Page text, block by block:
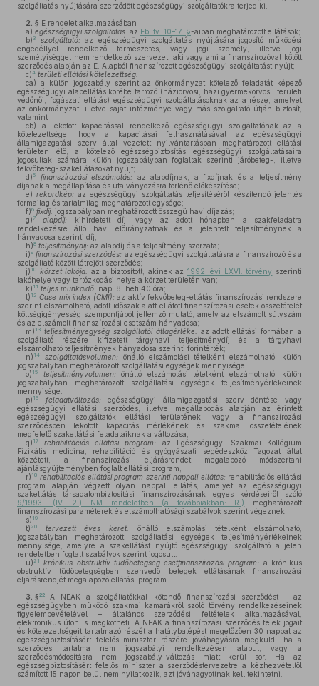
szolgáltatás nyújtására szerződött egészségügyi szolgáltatókra terjed ki.
2. § E rendelet alkalmazásában
a) egészségügyi szolgáltatás: az Eb. tv. 10–17. §-aiban meghatározott ellátások;
b) 3 szolgáltató: az egészségügyi szolgáltatás nyújtására jogosító működési
engedéllyel rendelkező természetes, vagy jogi személy, illetve jogi
személyiséggel nem rendelkező szervezet, aki vagy ami a finanszírozóval kötött
szerződés alapján az E. Alapból finanszírozott egészségügyi szolgáltatást nyújt;
c)4 területi ellátási kötelezettség:
ca) a külön jogszabály szerint az önkormányzat kötelező feladatát képező
egészségügyi alapellátás körébe tartozó (háziorvosi, házi gyermekorvosi, területi
védőnői, fogászati ellátás) egészségügyi szolgáltatásoknak az a része, amelyet
az önkormányzat, illetve saját intézménye vagy más szolgáltató útján biztosít,
valamint
cb) a lekötött kapacitással rendelkező egészségügyi szolgáltatónak az a
kötelezettsége, hogy a kapacitásai felhasználásával az egészségügyi
államigazgatási szerv által vezetett nyilvántartásban meghatározott ellátási
területen élő, a kötelező egészségbiztosítás egészségügyi szolgáltatásaira
jogosultak számára külön jogszabályban foglaltak szerinti járóbeteg-, illetve
fekvőbeteg-szakellátásokat nyújt;
d)5 finanszírozási elszámolás: az alapdíjnak, a fixdíjnak és a teljesítmény
díjának a megállapítása és utalványozásra történő előkészítése;
e) rekordkép: az egészségügyi szolgáltatás teljesítéséről készítendő jelentés
formailag és tartalmilag meghatározott egysége;
f)6 fixdíj: jogszabályban meghatározott összegű havi díjazás;
g)7 alapdíj:
kihirdetett díj, vagy az adott hónapban a szakfeladatra
rendelkezésre álló havi előirányzatnak és a jelentett teljesítménynek a
hányadosa szerinti díj;
h)8 teljesítménydíj: az alapdíj és a teljesítmény szorzata;
i)9 finanszírozási szerződés: az egészségügyi szolgáltatásra a finanszírozó és a
szolgáltató között létrejött szerződés;
j) 10 körzet lakója: az a biztosított, akinek az 1992. évi LXVI. törvény szerinti
lakóhelye vagy tartózkodási helye a körzet területén van;
k) 11 teljes munkaidő: napi 8, heti 40 óra;
l) 12 Case mix index (CMI): az aktív fekvőbeteg-ellátás finanszírozási rendszere
szerint elszámolható, adott időszak alatt ellátott finanszírozási esetek összetételét
költségigényesség szempontjából jellemző mutató, amely az elszámolt súlyszám
és az elszámolt finanszírozási esetszám hányadosa;
m) 13 teljesítményegység szolgáltatói átlagértéke: az adott ellátási formában a
szolgáltató részére kifizetett tárgyhavi teljesítménydíj és a tárgyhavi
elszámolható teljesítmények hányadosa szerinti forintérték;
n) 14 szolgáltatásvolumen: önálló elszámolási tételként elszámolható, külön
jogszabályban meghatározott szolgáltatási egységek mennyisége;
o) 15 teljesítményvolumen: önálló elszámolási tételként elszámolható, külön
jogszabályban meghatározott szolgáltatási egységek teljesítményértékeinek
mennyisége.
p) 16 feladatváltozás: egészségügyi államigazgatási szerv döntése vagy
egészségügyi ellátási szerződés, illetve megállapodás alapján az érintett
egészségügyi szolgáltatók ellátási területének, vagy a finanszírozási
szerződésben lekötött kapacitás mértékének és szakmai összetételének
megfelelő szakellátási feladataiknak a változása;
q) 17 rehabilitációs ellátási program: az Egészségügyi Szakmai Kollégium
Fizikális medicina, rehabilitáció és gyógyászati segédeszköz Tagozat által
közzétett, a finanszírozási eljárásrendet megalapozó módszertani
ajánlásgyűjteményben foglalt ellátási program,
r) 18 rehabilitációs ellátási program szerinti nappali ellátás: rehabilitációs ellátási
program alapján végzett olyan nappali ellátás, amelyet az egészségügyi
szakellátás társadalombiztosítási finanszírozásának egyes kérdéseiről szóló
9/1993. (IV. 2.) NM rendeletben (a továbbiakban: R.)
meghatározott
finanszírozási paraméterek és elszámolhatósági szabályok szerint végeznek,
s) 19
t) 20 tervezett éves keret: önálló elszámolási tételként elszámolható,
jogszabályban meghatározott szolgáltatási egységek teljesítményértékeinek
mennyisége, amelyre a szakellátást nyújtó egészségügyi szolgáltató a jelen
rendeletben foglalt szabályok szerint jogosult.
u) 21 krónikus obstruktív tüdőbetegség esetfinanszírozási program: a krónikus
obstruktív tüdőbetegségben szenvedő betegek ellátásának finanszírozási
eljárásrendjét megalapozó ellátási program.
3. §22
A NEAK a szolgáltatókkal kötendő finanszírozási szerződést – az
egészségügyben működő szakmai kamarákról szóló törvény rendelkezéseinek
figyelembevételével – általános szerződési feltételek alkalmazásával,
elektronikus úton is megkötheti. A NEAK a finanszírozási szerződés felek jogait
és kötelezettségeit tartalmazó részét a hatálybalépést megelőzően 30 nappal az
egészségbiztosításért felelős miniszter részére jóváhagyásra megküldi, ha a
szerződés tartalma nem jogszabályi rendelkezésen alapul, vagy a
szerződésmódosításra nem jogszabály-változás miatt kerül sor. Ha az
egészségbiztosításért felelős miniszter a szerződéstervezetre a kézhezvételtől
számított 15 napon belül nem nyilatkozik, azt jóváhagyottnak kell tekintetni.